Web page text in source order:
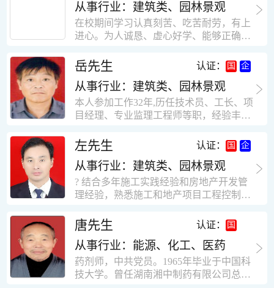
从事行业：建筑类、园林景观
在校期间学习认真刻苦、吃苦耐劳，有上
进心。为人诚恳、虚心好学、能够正确对
思想积极上进，接受能力和独立能力强，
有很强的团队精神和集体荣誉感。做事认
真负责，有很强的责任心。秉承山大扎
实、厚重的学风。为人正直、诚信、稳
重。有强烈的上进心、事业心。有很强的
工作学习认真踏实，能够吃苦耐劳，责任
心强。 性格外向、开朗，有良好的人
际关系和一定的组织能力。做事认真负
责、积极肯干。我有信心在今后的工作岗
位上发挥自己的才能!积极的人生观，在我
的字典中没有“放弃”，始终坚信只要努力
快掌握一种新事物的能力。我的格言：也
许我不是最好的，但我会做得更好。知识
面广泛，头脑灵活，思维开阔敏捷，极富
创新精神。
岳先生 认证：
从事行业：建筑类、园林景观
本人参加工作32年,历任技术员、工长、项
目经理、专业监理工程师等职，经验丰
计，工程经济技术分析，能适应建筑行业
各种岗位，组织协调能力强，技术全面，
适用工地管理． 本人1978年高中毕业，同
年参加工作，至今已在建筑行业工作了30
年。从1978年进入本县建筑公司学徒开始
目经理、专业监理工程师等职。 管理过许
多各种结构的工业及民用建筑。1984年至
1986年就职于新疆乌鲁木齐铁路局劳动服
务公司建筑三工区任技术员。参于管理的
项目有：职工居乐部游艺楼，4000平方，
砖混结构。职工电教楼，8000平方，框架
左先生 认证：
从事行业：建筑类、园林景观
? 结合多年施工实践经验和房地产开发管
理经验，熟悉施工和地产项目工程控制要
意识，丰富的经营理念和管理手段，能独
立处理各种工程技术问题；具有较强的沟
通协调能力和组织管理能力； ? 近十多年
的房地产方面工作经验，现任职江苏雨润
农产品集团南昌公司副总经理兼工程总工
唐先生 认证：
从事行业：能源、化工、医药
药剂师，中共党员。1965年毕业于中国科
技大学。曾任湖南湘中制药有限公司总工